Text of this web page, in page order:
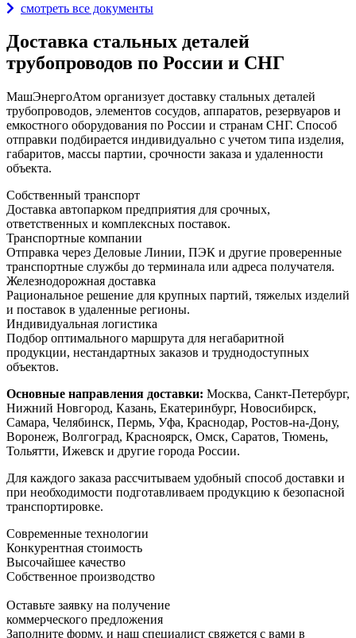
смотреть все документы
Доставка стальных деталей
трубопроводов по России и СНГ
МашЭнергоАтом организует доставку стальных деталей
трубопроводов, элементов сосудов, аппаратов, резервуаров и
емкостного оборудования по России и странам СНГ. Способ
отправки подбирается индивидуально с учетом типа изделия,
габаритов, массы партии, срочности заказа и удаленности
объекта.
Собственный транспорт
Доставка автопарком предприятия для срочных,
ответственных и комплексных поставок.
Транспортные компании
Отправка через Деловые Линии, ПЭК и другие проверенные
транспортные службы до терминала или адреса получателя.
Железнодорожная доставка
Рациональное решение для крупных партий, тяжелых изделий
и поставок в удаленные регионы.
Индивидуальная логистика
Подбор оптимального маршрута для негабаритной
продукции, нестандартных заказов и труднодоступных
объектов.
Основные направления доставки: Москва, Санкт-Петербург,
Нижний Новгород, Казань, Екатеринбург, Новосибирск,
Самара, Челябинск, Пермь, Уфа, Краснодар, Ростов-на-Дону,
Воронеж, Волгоград, Красноярск, Омск, Саратов, Тюмень,
Тольятти, Ижевск и другие города России.
Для каждого заказа рассчитываем удобный способ доставки и
при необходимости подготавливаем продукцию к безопасной
транспортировке.
Современные технологии
Конкурентная стоимость
Высочайшее качество
Собственное производство
Оставьте заявку на получение
коммерческого предложения
Заполните форму, и наш специалист свяжется с вами в